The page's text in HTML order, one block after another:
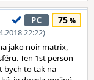
22:22)
PC 75
jako noir matrix,
Ten 1st person
bych to tak na